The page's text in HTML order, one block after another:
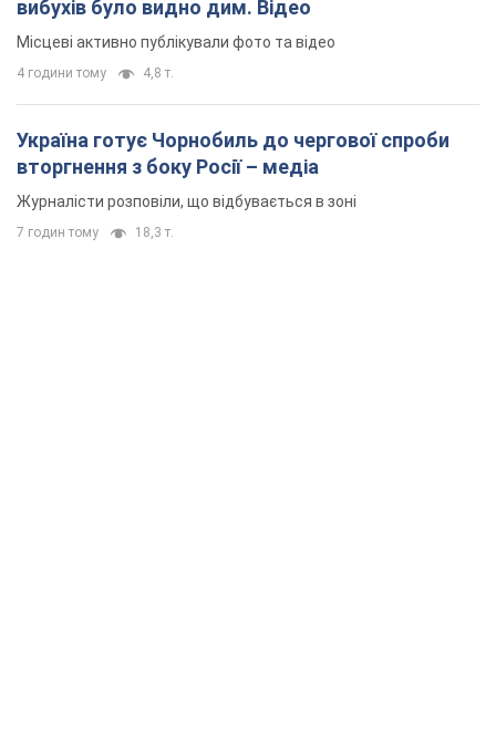
вибухів було видно дим. Відео
Місцеві активно публікували фото та відео
4 години тому 4,8 т.
Україна готує Чорнобиль до чергової спроби
вторгнення з боку Росії – медіа
Журналісти розповіли, що відбувається в зоні
7 годин тому 18,3 т.